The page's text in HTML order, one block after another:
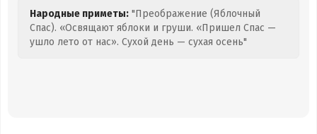
Народные приметы: "Преображение (Яблочный
Спас). «Освящают яблоки и груши. «Пришел Спас —
ушло лето от нас». Сухой день — сухая осень"